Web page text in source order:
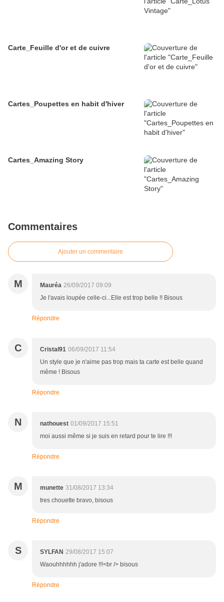
Carte_Feuille d'or et de cuivre
Cartes_Poupettes en habit d'hiver
Cartes_Amazing Story
Commentaires
Ajouter un commentaire
M Mauréa 26/09/2017 09:09
Je l'avais loupée celle-ci...Elle est trop belle !! Bisous
Répondre
C Cristal91 06/09/2017 11:54
Un style que je n'aime pas trop mais ta carte est belle quand
même ! Bisous
Répondre
N nathouest 01/09/2017 15:51
moi aussi même si je suis en retard pour te lire !!!
Répondre
M munette 31/08/2017 13:34
tres chouette bravo, bisous
Répondre
S SYLFAN 29/08/2017 15:07
Waouhhhhhh j'adore !!!<br /> bisous
Répondre